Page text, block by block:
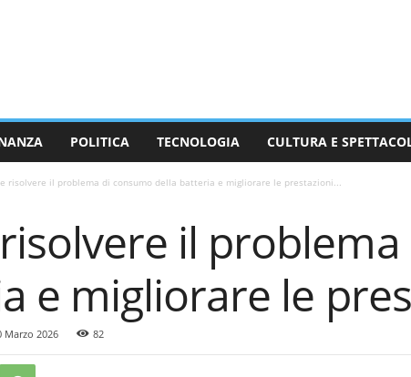
POLITICA TECNOLOGIA CULTURA E
risolvere il problema di consumo della batteria e migliorare le prestazioni...
il
e migliorare le
Marzo 2026 82